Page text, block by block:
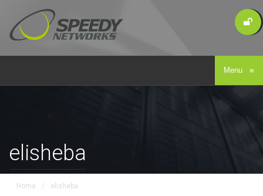
Menu ≡
elisheba
Home / elisheba